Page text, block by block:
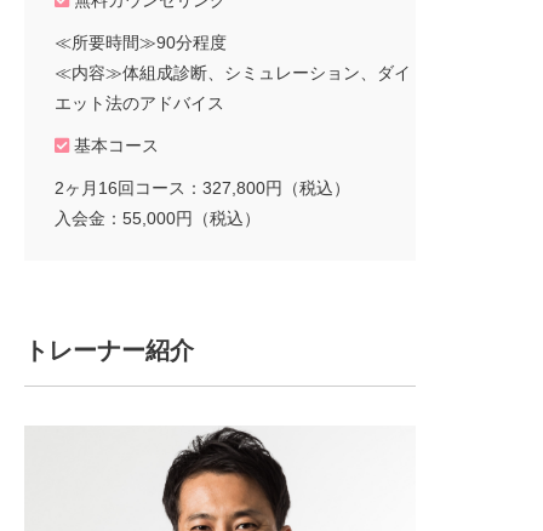
≪所要時間≫90分程度
≪内容≫体組成診断、シミュレーション、ダイ
エット法のアドバイス
基本コース
2ヶ月16回コース：327,800円（税込）
入会金：55,000円（税込）
トレーナー紹介